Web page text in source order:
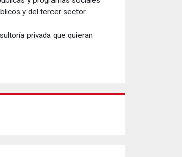
y del tercer sector.
privada que quieran